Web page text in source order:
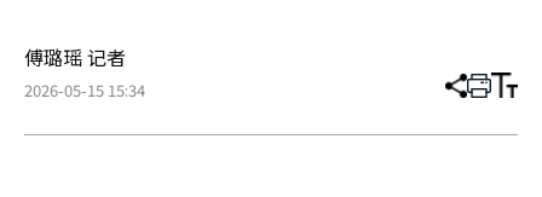
傅璐瑶 记者
2026-05-15 15:34 分
章
打 调
小